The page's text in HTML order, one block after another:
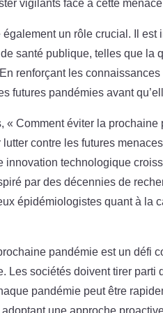
vigilants face à cette
également un rôle crucial. Il
de santé publique, telles que
renforçant les
futures pandémies avant
« Comment éviter la prochaine
contre les futures
innovation technologique
par des décennies de
épidémiologistes quant à la
pandémie est un défi
Les sociétés doivent tirer
pandémie peut être
une approche